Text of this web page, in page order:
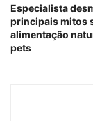
Especialista
principais mitos
alimentação
pets